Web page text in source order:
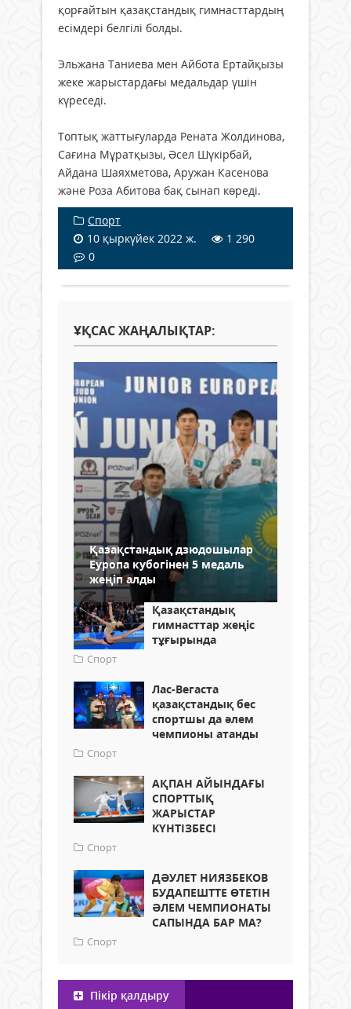
қорғайтын қазақстандық гимнасттардың
есімдері белгілі болды.
Эльжана Таниева мен Айбота Ертайқызы
жеке жарыстардағы медальдар үшін
күреседі.
Топтық жаттығуларда Рената Жолдинова,
Сағина Мұратқызы, Әсел Шүкірбай,
Айдана Шаяхметова, Аружан Касенова
және Роза Абитова бақ сынап көреді.
Спорт
10 қыркүйек 2022 ж.
1 290
0
ҰҚСАС ЖАҢАЛЫҚТАР:
Қазақстандық дзюдошылар
Еуропа кубогінен 5 медаль
жеңіп алды
Қазақстандық
гимнасттар жеңіс
тұғырында
Спорт
Лас-Вегаста
қазақстандық бес
спортшы да әлем
чемпионы атанды
Спорт
АҚПАН АЙЫНДАҒЫ
СПОРТТЫҚ
ЖАРЫСТАР
КҮНТІЗБЕСІ
Спорт
ДӘУЛЕТ НИЯЗБЕКОВ
БУДАПЕШТТЕ ӨТЕТІН
ӘЛЕМ ЧЕМПИОНАТЫ
САПЫНДА БАР МА?
Спорт
Пікір қалдыру